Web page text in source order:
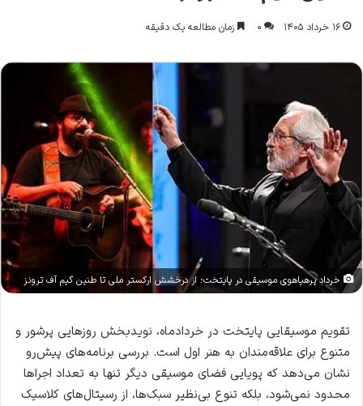
۱۶ خرداد ۱۴۰۵ ۰ زمان مطالعه یک دقیقه
خردادِ پرهیاهوی موسیقی در پایتخت؛ از درخشش ارکستر ملی تا طنین گیم آف ترونز
تقویم موسیقایی پایتخت در خردادماه، نویدبخش روزهایی پرشور و
متنوع برای علاقه‌مندان به هنر اول است. بررسی برنامه‌های پیش‌رو
نشان می‌دهد که پویایی فضای موسیقی دیگر تنها به تعداد اجراها
محدود نمی‌شود، بلکه تنوع بی‌نظیر سبک‌ها، از رسیتال‌های کلاسیک